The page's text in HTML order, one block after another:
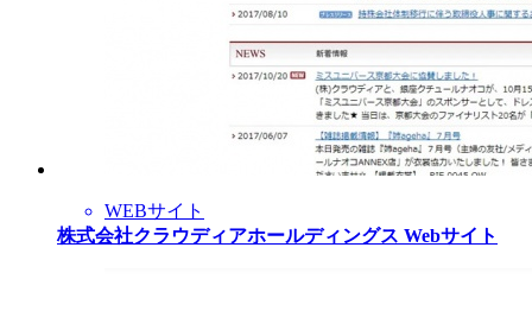
WEBサイト
株式会社クラウディアホールディングス Webサイト